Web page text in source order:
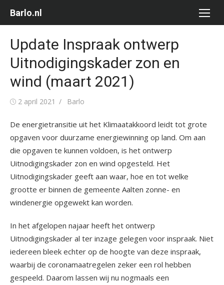
naar
inhoud
Barlo.nl
Update Inspraak ontwerp
Uitnodigingskader zon en
wind (maart 2021)
Gepubliceerd
2 april 2021 Auteur
Barlo
De energietransitie uit het Klimaatakkoord leidt tot grote
opgaven voor duurzame energiewinning op land. Om aan
die opgaven te kunnen voldoen, is het ontwerp
Uitnodigingskader zon en wind opgesteld. Het
Uitnodigingskader geeft aan waar, hoe en tot welke
grootte er binnen de gemeente Aalten zonne- en
windenergie opgewekt kan worden.
In het afgelopen najaar heeft het ontwerp
Uitnodigingskader al ter inzage gelegen voor inspraak. Niet
iedereen bleek echter op de hoogte van deze inspraak,
waarbij de coronamaatregelen zeker een rol hebben
gespeeld. Daarom lassen wij nu nogmaals een